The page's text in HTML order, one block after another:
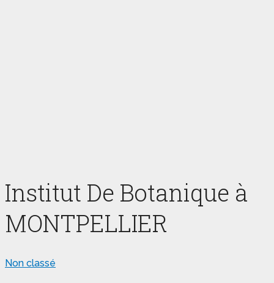
Institut De Botanique à
MONTPELLIER
Non classé